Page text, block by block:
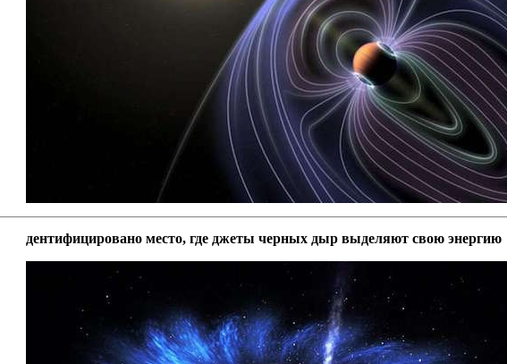
дентифицировано место, где джеты черных дыр выделяют свою энергию